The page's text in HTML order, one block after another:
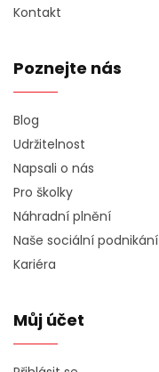
Kontakt
Poznejte nás
Blog
Udržitelnost
Napsali o nás
Pro školky
Náhradní plnění
Naše sociální podnikání
Kariéra
Můj účet